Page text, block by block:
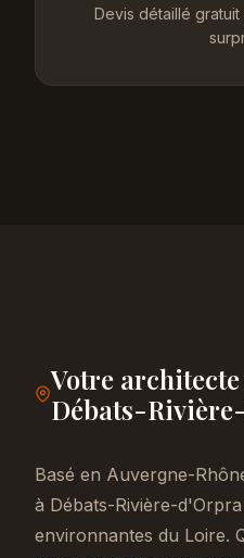
Devis détaillé
Votre
Débats-
Basé en Auvergne-
à Débats-Rivière-
environnantes du Loire.